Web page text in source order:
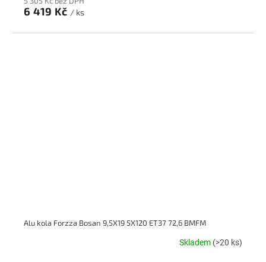
6 419 Kč / ks
Alu kola Forzza Bosan 9,5X19 5X120 ET37 72,6 BMFM
Skladem (>20 ks)